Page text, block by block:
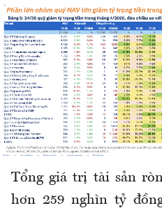
Tổng giá trị tài sản
hơn 259 nghìn tỷ